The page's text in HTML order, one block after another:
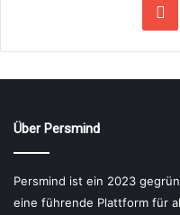
Über Persmind
Persmind ist ein 2023
eine führende Plattform für